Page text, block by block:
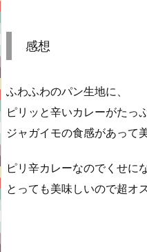
感想
ふわふわのパン生地に、
ピリッと辛いカレーがたっ
ジャガイモの食感があって
ピリ辛カレーなのでくせに
とっても美味しいので超オ